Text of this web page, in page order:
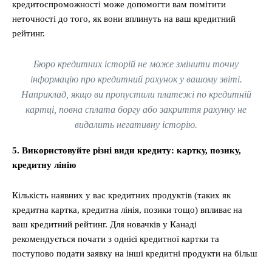
кредитоспроможності може допомогти вам помітити
неточності до того, як вони вплинуть на ваш кредитний
рейтинг.
Бюро кредитних історій не може змінити точну
інформацію про кредитний рахунок у вашому звіті.
Наприклад, якщо ви пропустили платежі по кредитній
картці, повна сплата боргу або закриття рахунку не
видалить негативну історію.
5. Використовуйте різні види кредиту: картку, позику,
кредитну лінію
Кількість наявних у вас кредитних продуктів (таких як
кредитна картка, кредитна лінія, позики тощо) впливає на
ваш кредитний рейтинг. Для новачків у Канаді
рекомендується почати з однієї кредитної картки та
поступово подати заявку на інші кредитні продукти на більш